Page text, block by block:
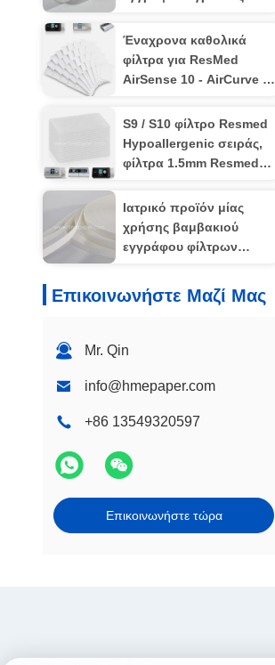
υγρασίας
Έναχρονα καθολικά
φίλτρα για ResMed
AirSense 10 - AirCurve 10
S9 / S10 φίλτρο Resmed
Hypoallergenic σειράς,
φίλτρα 1.5mm Resmed
Ιατρικό προϊόν μίας
χρήσης βαμβακιού
εγγράφου φίλτρων
προερχόμενο από ιό BV
HME HMEF
Επικοινωνήστε Μαζί Μας
Mr. Qin
info@hmepaper.com
+86 13549320597
Επικοινωνήστε τώρα